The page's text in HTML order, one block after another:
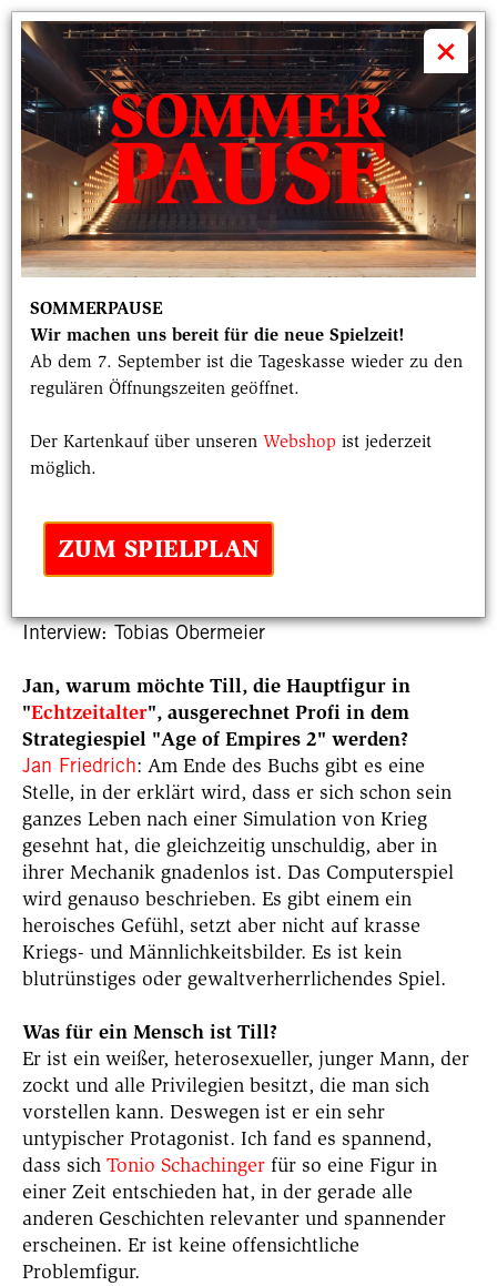
×
SOMMERPAUSE
Wir machen uns bereit für die neue Spielzeit!
Ab dem 7. September ist die Tageskasse wieder zu den
regulären Öffnungszeiten geöffnet.
Der Kartenkauf über unseren Webshop ist jederzeit
möglich.
ZUM SPIELPLAN
 volkstheater
"ES IST AUF DEN ERSTEN BLICK EIN
VÖLLIG KONFLIKTFREIES SUJET."
Jan Friedrich inszeniert für das
Münchner Volkstheater den Roman
"Echtzeitalter" von Tonio Schachinger.
Im Interview erzählt er, was diese
Geschichte über einen Schüler auf einem
Wiener Eliteinternat so interessant
Datum
Interview: Tobias Obermeier
Jan, warum möchte Till, die Hauptfigur in
"Echtzeitalter", ausgerechnet Profi in dem
Strategiespiel "Age of Empires 2" werden?
Jan Friedrich: Am Ende des Buchs gibt es eine
Stelle, in der erklärt wird, dass er sich schon sein
ganzes Leben nach einer Simulation von Krieg
gesehnt hat, die gleichzeitig unschuldig, aber in
ihrer Mechanik gnadenlos ist. Das Computerspiel
wird genauso beschrieben. Es gibt einem ein
heroisches Gefühl, setzt aber nicht auf krasse
Kriegs- und Männlichkeitsbilder. Es ist kein
blutrünstiges oder gewaltverherrlichendes Spiel.
Was für ein Mensch ist Till?
Er ist ein weißer, heterosexueller, junger Mann, der
zockt und alle Privilegien besitzt, die man sich
vorstellen kann. Deswegen ist er ein sehr
untypischer Protagonist. Ich fand es spannend,
dass sich Tonio Schachinger für so eine Figur in
einer Zeit entschieden hat, in der gerade alle
anderen Geschichten relevanter und spannender
erscheinen. Er ist keine offensichtliche
Problemfigur.